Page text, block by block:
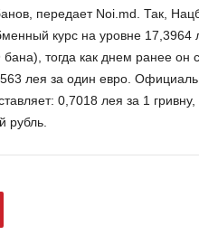
передает Noi.md. Так,
курс на уровне 17,3964
тогда как днем ранее он
лея за один евро.
0,7018 лея за 1
рубль.